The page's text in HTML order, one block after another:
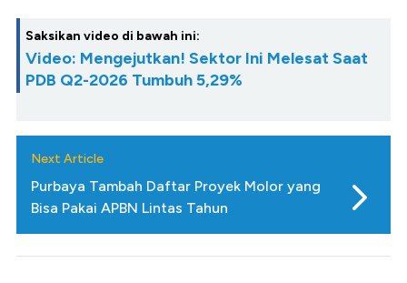
Saksikan video di bawah ini:
Video: Mengejutkan! Sektor Ini Melesat Saat
PDB Q2-2026 Tumbuh 5,29%
Next Article
Purbaya Tambah Daftar Proyek Molor yang
Bisa Pakai APBN Lintas Tahun